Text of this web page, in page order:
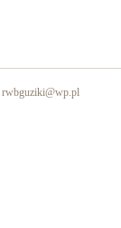
rwbguziki@wp.pl